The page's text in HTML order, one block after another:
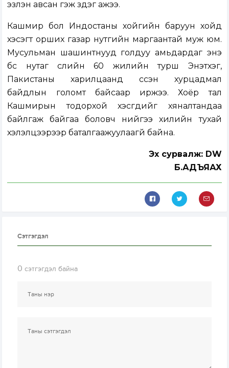
эзлэн авсан гэж үздэг ажээ.
Кашмир бол Индостаны хойгийн баруун хойд
хэсэгт орших газар нутгийн маргаантай муж юм.
Мусульман шашинтнууд голдуу амьдардаг энэ
бүс нутаг сүүлийн 60 жилийн турш Энэтхэг,
Пакистаны харилцаанд үүссэн хурцадмал
байдлын голомт байсаар иржээ. Хоёр тал
Кашмирын тодорхой хэсгүүдийг хяналтандаа
байлгаж байгаа боловч үүнийгээ хилийн тухай
хэлэлцээрээр баталгаажуулаагүй байна.
Эх сурвалж: DW
Б.АДЪЯАХҮҮ
Сэтгэгдэл
0 сэтгэгдэл байна